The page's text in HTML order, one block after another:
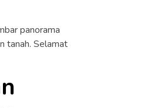
panorama
tanah. Selamat